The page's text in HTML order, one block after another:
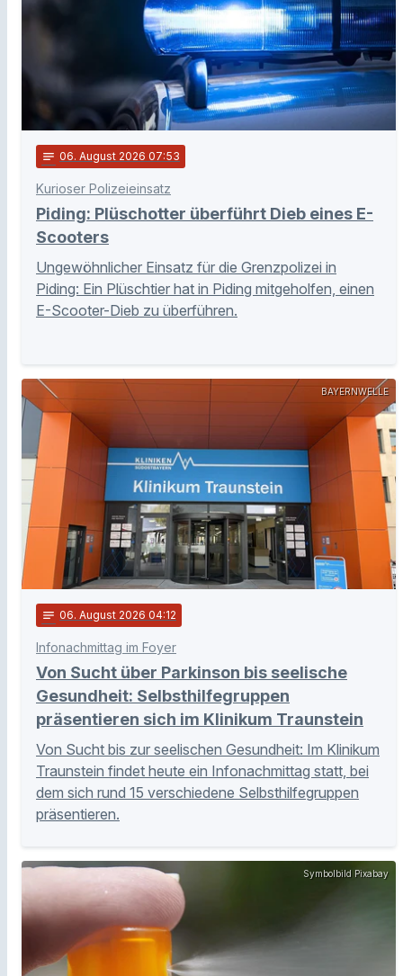
notes 06. August 2026 07:53
Kurioser Polizeieinsatz
Piding: Plüschotter überführt Dieb eines E-
Scooters
Ungewöhnlicher Einsatz für die Grenzpolizei in
Piding: Ein Plüschtier hat in Piding mitgeholfen, einen
E-Scooter-Dieb zu überführen.
BAYERNWELLE
notes 06. August 2026 04:12
Infonachmittag im Foyer
Von Sucht über Parkinson bis seelische
Gesundheit: Selbsthilfegruppen
präsentieren sich im Klinikum Traunstein
Von Sucht bis zur seelischen Gesundheit: Im Klinikum
Traunstein findet heute ein Infonachmittag statt, bei
dem sich rund 15 verschiedene Selbsthilfegruppen
präsentieren.
Symbolbild Pixabay